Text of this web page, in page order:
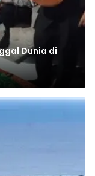
Dunia di